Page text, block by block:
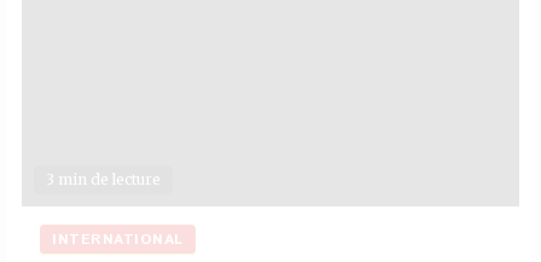
3 min de lecture
INTERNATIONAL